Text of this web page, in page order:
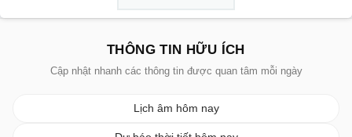
THÔNG TIN HỮU ÍCH
Cập nhật nhanh các thông tin được quan tâm mỗi ngày
Lịch âm hôm nay